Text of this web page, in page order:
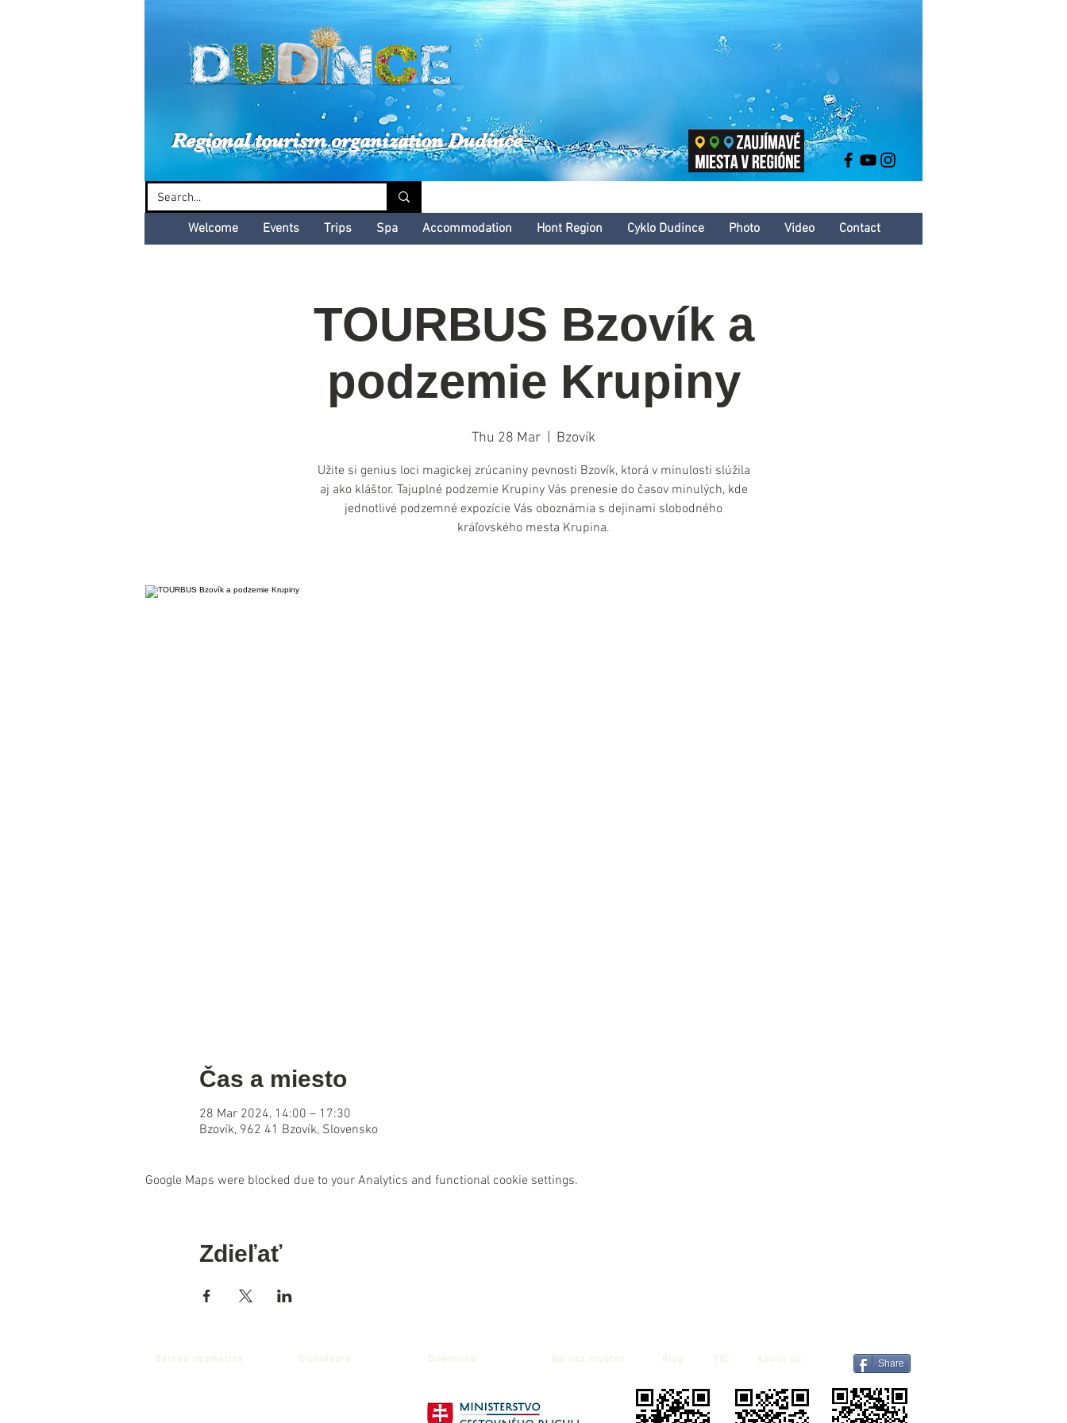
Dudinské kultúrne leto
Regional tourism organization Dudince
Welcome Events Trips Spa Accommodation Hont Region Cyklo Dudince Photo Video Contact
TOURBUS Bzovík a
podzemie Krupiny
Thu 28 Mar Bzovík
Užite si genius loci magickej zrúcaniny pevnosti Bzovík, ktorá v minulosti slúžila
aj ako kláštor. Tajuplné podzemie Krupiny Vás prenesie do časov minulých, kde
jednotlivé podzemné expozície Vás oboznámia s dejinami slobodného
kráľovského mesta Krupina.
Čas a miesto
28 Mar 2024, 14:00 – 17:30
Bzovík, 962 41 Bzovík, Slovensko
Google Maps were blocked due to your Analytics and functional cookie settings.
Zdieľať
Balnea cosmetics Disclosure Download Balnea cluster Blog TIC About us Share